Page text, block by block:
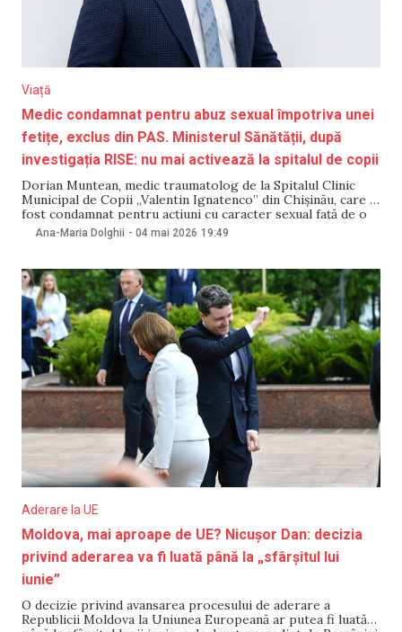
Viață
Medic condamnat pentru abuz sexual împotriva unei
fetițe, exclus din PAS. Ministerul Sănătății, după
investigația RISE: nu mai activează la spitalul de copii
Dorian Muntean, medic traumatolog de la Spitalul Clinic
Municipal de Copii „Valentin Ignatenco” din Chișinău, care a
fost condamnat pentru acțiuni cu caracter sexual față de o
minoră, a demisionat și nu mai activează în cadrul instituției
de la sfârșitul lunii aprilie. Anunțul a fost făcut de ministrul
Ana-Maria Dolghii - 04 mai 2026 19:49
Aderare la UE
Moldova, mai aproape de UE? Nicușor Dan: decizia
privind aderarea va fi luată până la „sfârșitul lui
iunie”
O decizie privind avansarea procesului de aderare a
Republicii Moldova la Uniunea Europeană ar putea fi luată